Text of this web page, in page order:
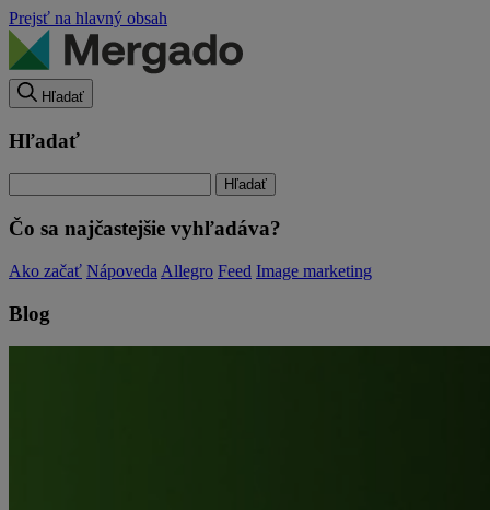
Prejsť na hlavný obsah
Hľadať
Hľadať
Čo sa najčastejšie vyhľadáva?
Ako začať Nápoveda Allegro Feed Image marketing
Blog